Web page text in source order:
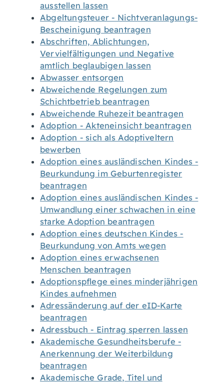
ausstellen lassen
Abgeltungsteuer - Nichtveranlagungs-
Bescheinigung beantragen
Abschriften, Ablichtungen,
Vervielfältigungen und Negative
amtlich beglaubigen lassen
Abwasser entsorgen
Abweichende Regelungen zum
Schichtbetrieb beantragen
Abweichende Ruhezeit beantragen
Adoption - Akteneinsicht beantragen
Adoption - sich als Adoptiveltern
bewerben
Adoption eines ausländischen Kindes -
Beurkundung im Geburtenregister
beantragen
Adoption eines ausländischen Kindes -
Umwandlung einer schwachen in eine
starke Adoption beantragen
Adoption eines deutschen Kindes -
Beurkundung von Amts wegen
Adoption eines erwachsenen
Menschen beantragen
Adoptionspflege eines minderjährigen
Kindes aufnehmen
Adressänderung auf der eID-Karte
beantragen
Adressbuch - Eintrag sperren lassen
Akademische Gesundheitsberufe -
Anerkennung der Weiterbildung
beantragen
Akademische Grade, Titel und